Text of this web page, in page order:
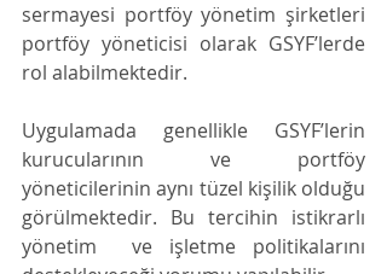
sermayesi portföy yönetim şirketleri
portföy yöneticisi olarak GSYF’lerde
rol alabilmektedir.
Uygulamada genellikle GSYF’lerin
kurucularının ve portföy
yöneticilerinin aynı tüzel kişilik olduğu
görülmektedir. Bu tercihin istikrarlı
yönetim  ve işletme politikalarını